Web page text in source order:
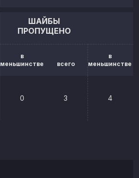
ШАЙБЫ
ПРОПУЩЕНО
в
меньшинстве
всего
в
меньшинстве
0 3 4